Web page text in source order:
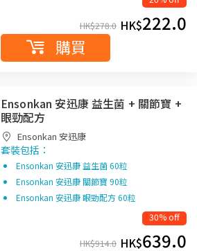
HK$278.0 HK$222.0
購買
Ensonkan 安迅康 益生菌 + 關節寶 +
眼勁配方
Ensonkan 安迅康
套裝包括：
Ensonkan 安迅康 益生菌 60粒
Ensonkan 安迅康 關節寶 90粒
Ensonkan 安迅康 眼勁配方 60粒
30% off
HK$914.0 HK$639.0